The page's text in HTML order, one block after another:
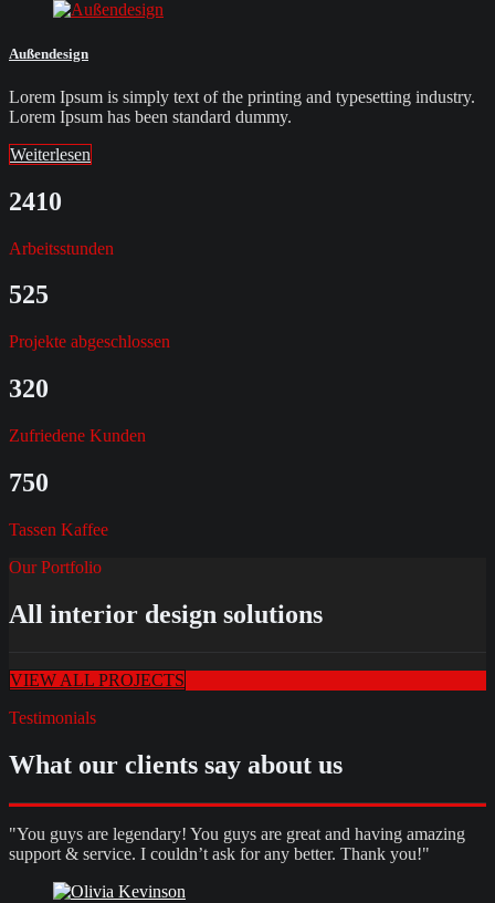
Außendesign
Lorem Ipsum is simply text of the printing and typesetting industry.
Lorem Ipsum has been standard dummy.
Weiterlesen
2410
Arbeitsstunden
525
Projekte abgeschlossen
320
Zufriedene Kunden
750
Tassen Kaffee
Our Portfolio
All interior design solutions
VIEW ALL PROJECTS
Testimonials
What our clients say about us
"You guys are legendary! You guys are great and having amazing
support & service. I couldn’t ask for any better. Thank you!"